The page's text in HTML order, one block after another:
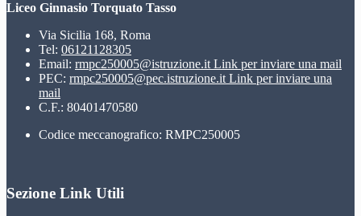
Liceo Ginnasio Torquato Tasso
Via Sicilia 168, Roma
Tel: 06121128305
Email: rmpc250005@istruzione.itLink per inviare una mail
PEC: rmpc250005@pec.istruzione.itLink per inviare una
mail
C.F.: 80401470580
Codice meccanografico: RMPC250005
Sezione Link Utili